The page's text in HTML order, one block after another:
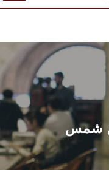
الرئيسيـة
عن الجامعة
القطاعـات
الشئون الأكاديمية
شمس